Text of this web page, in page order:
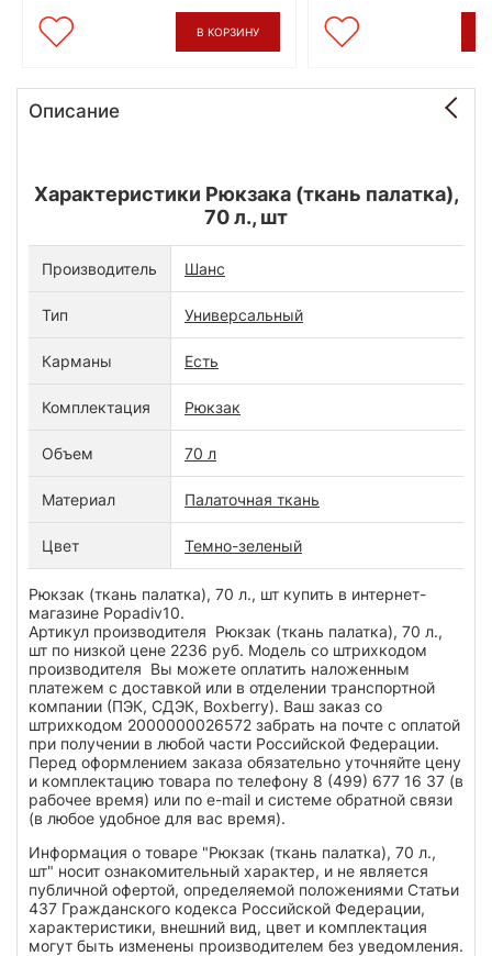
В КОРЗИНУ
Описание
Характеристики Рюкзака (ткань палатка),
70 л., шт
Производитель Шанс
Тип Универсальный
Карманы Есть
Комплектация Рюкзак
Объем 70 л
Материал Палаточная ткань
Цвет Темно-зеленый
Рюкзак (ткань палатка), 70 л., шт купить в интернет-
магазине Popadiv10.
Артикул производителя Рюкзак (ткань палатка), 70 л.,
шт по низкой цене 2236 руб. Модель со штрихкодом
производителя Вы можете оплатить наложенным
платежем с доставкой или в отделении транспортной
компании (ПЭК, СДЭК, Boxberry). Ваш заказ со
штрихкодом 2000000026572 забрать на почте с оплатой
при получении в любой части Российской Федерации.
Перед оформлением заказа обязательно уточняйте цену
и комплектацию товара по телефону 8 (499) 677 16 37 (в
рабочее время) или по e-mail и системе обратной связи
(в любое удобное для вас время).
Информация о товаре "Рюкзак (ткань палатка), 70 л.,
шт" носит ознакомительный характер, и не является
публичной офертой, определяемой положениями Статьи
437 Гражданского кодекса Российской Федерации,
характеристики, внешний вид, цвет и комплектация
могут быть изменены производителем без уведомления.